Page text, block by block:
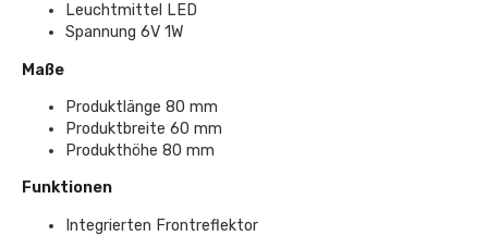
Leuchtmittel LED
Spannung 6V 1W
Maße
Produktlänge 80 mm
Produktbreite 60 mm
Produkthöhe 80 mm
Funktionen
Integrierten Frontreflektor